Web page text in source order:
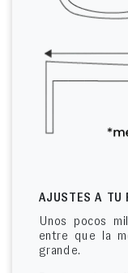
AJUSTES A TU
Unos pocos
entre que la
grande.